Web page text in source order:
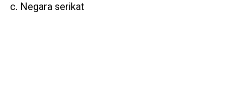
c. Negara serikat